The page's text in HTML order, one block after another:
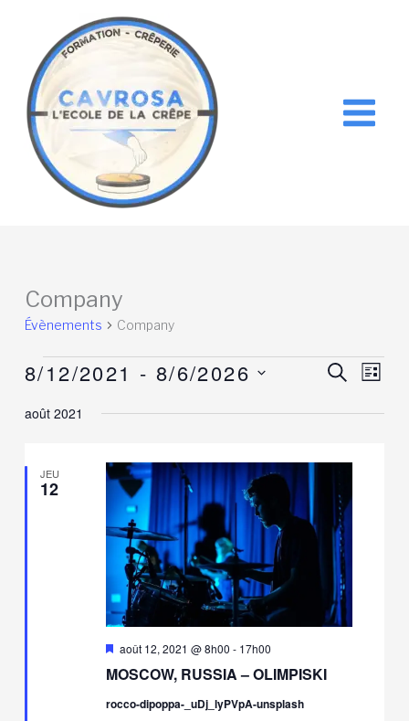
contenu
Company
Évènements Company
Évènements
Recherche
navigation
vues
vues
8/12/2021 - 8/6/2026
une
août 2021
JEU
12
MOSCOW, RUSSIA – OLIMPISKI
Mis
avant
août 12, 2021 @ 8h00 - 17h00
rocco-dipoppa-_uDj_lyPVpA-unsplash